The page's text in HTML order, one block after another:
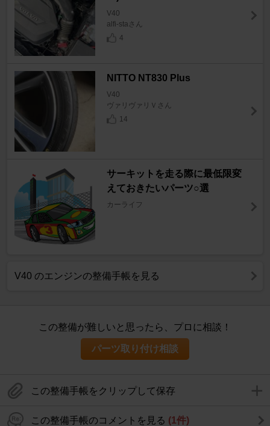
V40
alfi-staさん
4
NITTO NT830 Plus
V40
ヴァリヴァリＶさん
14
サーキットを走る際に最低限変
えておきたいパーツ○選
カーライフ
V40 のエンジンの整備手帳を見る
この整備が難しいと思ったら、プロに相談！
パーツ取り付け相談
この整備手帳をクリップして保存
この整備手帳のコメントを見る (1件)